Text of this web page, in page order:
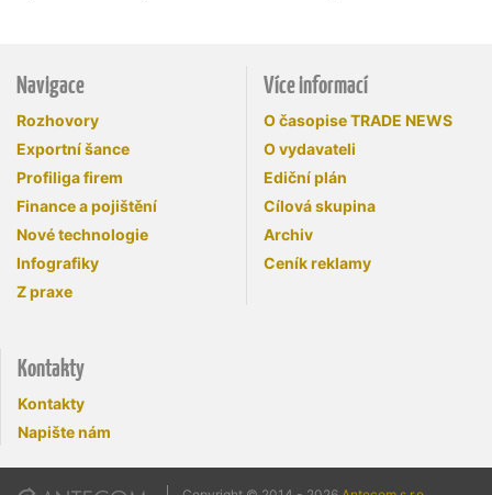
Navigace
Rozhovory
Exportní šance
Profiliga firem
Finance a pojištění
Nové technologie
Infografiky
Z praxe
Více informací
O časopise TRADE NEWS
O vydavateli
Ediční plán
Cílová skupina
Archiv
Ceník reklamy
Kontakty
Kontakty
Napište nám